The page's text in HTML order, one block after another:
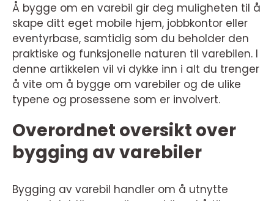
Å bygge om en varebil gir deg muligheten til å
skape ditt eget mobile hjem, jobbkontor eller
eventyrbase, samtidig som du beholder den
praktiske og funksjonelle naturen til varebilen. I
denne artikkelen vil vi dykke inn i alt du trenger
å vite om å bygge om varebiler og de ulike
typene og prosessene som er involvert.
Overordnet oversikt over
bygging av varebiler
Bygging av varebil handler om å utnytte